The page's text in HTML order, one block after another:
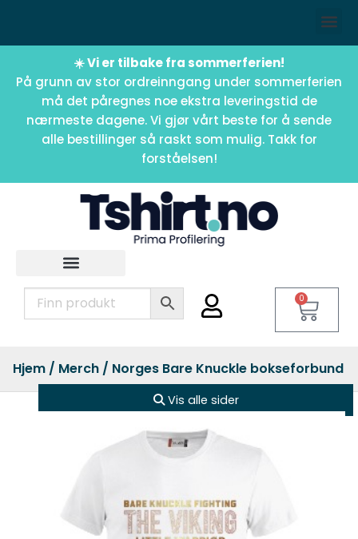
☀️ Vi er tilbake fra sommerferien!
På grunn av stor ordreinngang under sommerferien
må det påregnes noe ekstra leveringstid de
nærmeste dagene. Vi gjør vårt beste for å sende
alle bestillinger så raskt som mulig. Takk for
forståelsen!
0
Hjem / Merch / Norges Bare Knuckle bokseforbund
Vis alle sider